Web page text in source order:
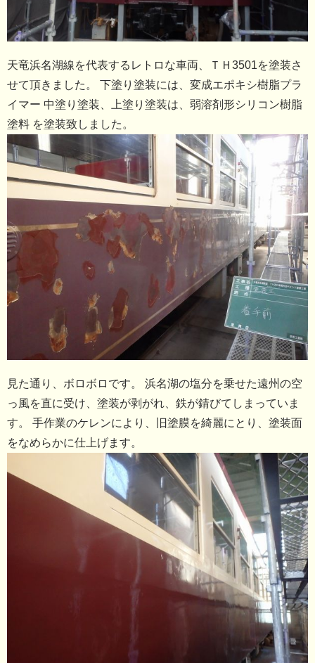
天竜浜名湖線を代表するレトロな車両、ＴＨ3501を塗装さ
せて頂きました。 下塗り塗装には、変成エポキシ樹脂プラ
イマー 中塗り塗装、上塗り塗装は、弱溶剤形シリコン樹脂
塗料 を塗装致しました。
見た通り、ボロボロです。 浜名湖の塩分を乗せた遠州の空
っ風を直に受け、塗装が剥がれ、鉄が錆びてしまっていま
す。 手作業のケレンにより、旧塗膜を綺麗にとり、塗装面
をなめらかに仕上げます。